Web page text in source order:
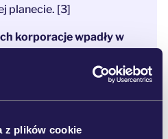
z plików cookie
planecie. [3]
korporacje wpadły w
i skrajnie prawicowymi
cały projekt.
jest nie dobro ludzi i